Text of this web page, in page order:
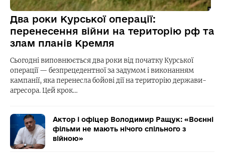
Два роки Курської операції:
перенесення війни на територію рф та
злам планів Кремля
Сьогодні виповнюється два роки від початку Курської
операції — безпрецедентної за задумом і виконанням
кампанії, яка перенесла бойові дії на територію держави-
агресора. Цей крок…
Актор і офіцер Володимир Ращук: «Воєнні
фільми не мають нічого спільного з
війною»